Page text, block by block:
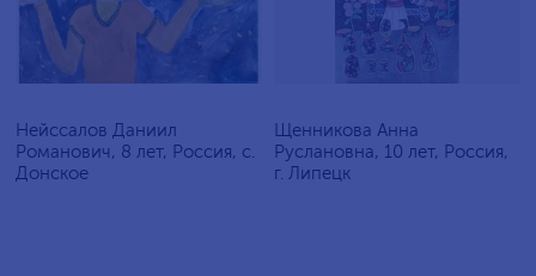
Нейссалов Даниил
Романович, 8 лет, Россия, с.
Донское
Щенникова Анна
Руслановна, 10 лет, Россия,
г. Липецк